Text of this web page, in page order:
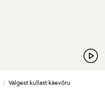
Valgest kullast käevõru